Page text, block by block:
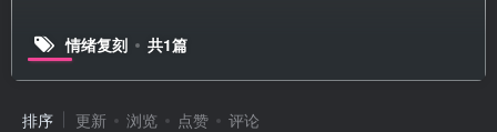
情绪复刻 共1篇
排序 更新 浏览 点赞 评论